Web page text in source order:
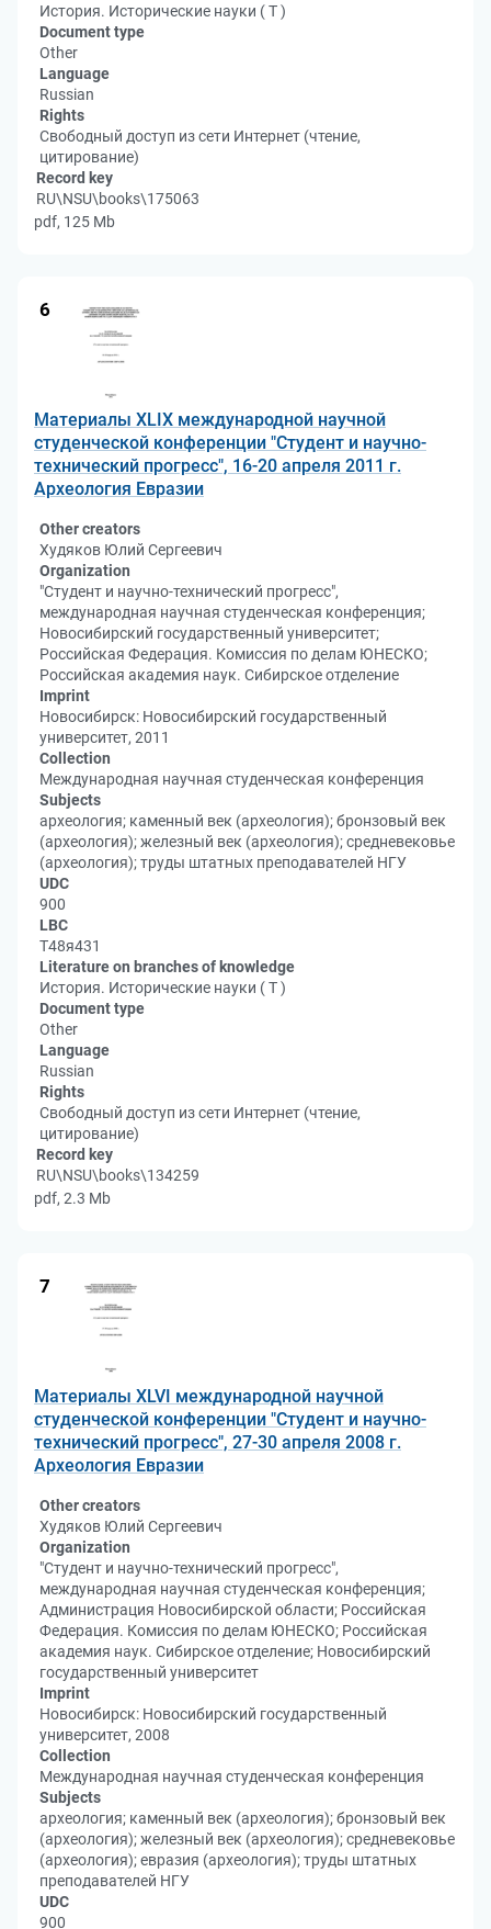
История. Исторические науки ( Т )
Document type
Other
Language
Russian
Rights
Свободный доступ из сети Интернет (чтение,
цитирование)
Record key
RU\NSU\books\175063
pdf, 125 Mb
6
Материалы XLIX международной научной
студенческой конференции "Студент и научно-
технический прогресс", 16-20 апреля 2011 г.
Археология Евразии
Other creators
Худяков Юлий Сергеевич
Organization
"Студент и научно-технический прогресс",
международная научная студенческая конференция;
Новосибирский государственный университет;
Российская Федерация. Комиссия по делам ЮНЕСКО;
Российская академия наук. Сибирское отделение
Imprint
Новосибирск: Новосибирский государственный
университет, 2011
Collection
Международная научная студенческая конференция
Subjects
археология; каменный век (археология); бронзовый век
(археология); железный век (археология); средневековье
(археология); труды штатных преподавателей НГУ
UDC
900
LBC
Т48я431
Literature on branches of knowledge
История. Исторические науки ( Т )
Document type
Other
Language
Russian
Rights
Свободный доступ из сети Интернет (чтение,
цитирование)
Record key
RU\NSU\books\134259
pdf, 2.3 Mb
7
Материалы XLVI международной научной
студенческой конференции "Студент и научно-
технический прогресс", 27-30 апреля 2008 г.
Археология Евразии
Other creators
Худяков Юлий Сергеевич
Organization
"Студент и научно-технический прогресс",
международная научная студенческая конференция;
Администрация Новосибирской области; Российская
Федерация. Комиссия по делам ЮНЕСКО; Российская
академия наук. Сибирское отделение; Новосибирский
государственный университет
Imprint
Новосибирск: Новосибирский государственный
университет, 2008
Collection
Международная научная студенческая конференция
Subjects
археология; каменный век (археология); бронзовый век
(археология); железный век (археология); средневековье
(археология); евразия (археология); труды штатных
преподавателей НГУ
UDC
900